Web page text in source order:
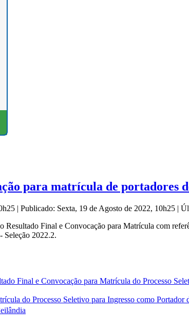
para matrícula de portadores
| Publicado: Sexta, 19 de Agosto de 2022, 10h25 |
Final e Convocação para Matrícula com
Seleção 2022.2.
do Processo Seletivo para Ingresso como